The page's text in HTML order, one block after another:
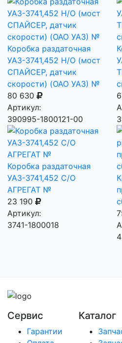
Коробка раздаточная
УАЗ-3741,452 Н/О (мост
СПАЙСЕР, датчик
скорости) (ОАО УАЗ) №
80 630
Артикул:
390995-1800121-00
Коробка раздаточная
УАЗ-3741,452 С/О
АГРЕГАТ №
23 190
Артикул:
3741-1800018
Сервис
Гарантии
Каталог